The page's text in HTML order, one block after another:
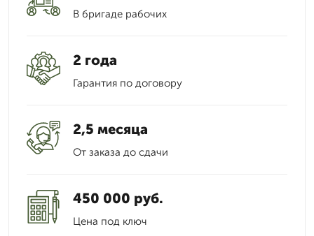
В бригаде рабочих
2 года
Гарантия по договору
2,5 месяца
От заказа до сдачи
450 000 руб.
Цена под ключ